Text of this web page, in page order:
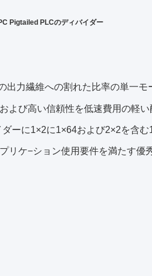
Pigtailed PLCのディバイダー
出力繊維への割れた比率の単一モ
よび高い信頼性を低速費用の軽い
ーに1×2に1×64および2×2を含む
ケ−ション使用要件を満たす優